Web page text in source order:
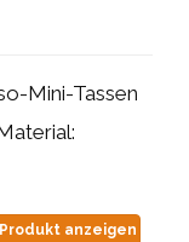
Mini-Tassen
Produkt anzeigen